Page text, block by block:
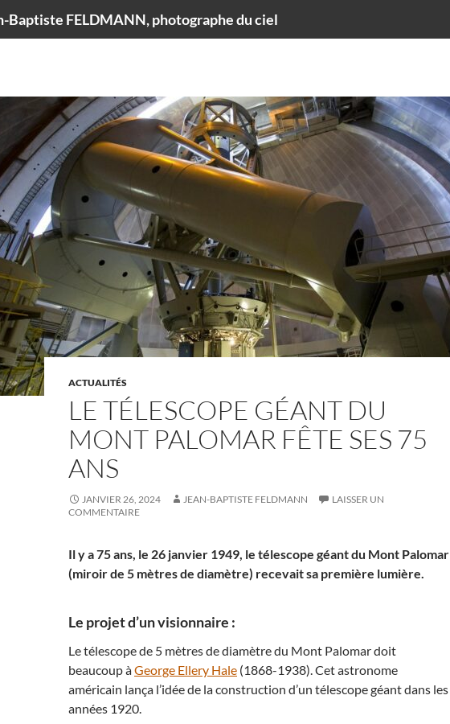
Baptiste FELDMANN, photographe du ciel
ACTUALITÉS
LE TÉLESCOPE GÉANT DU
MONT PALOMAR FÊTE SES 75
ANS
JANVIER 26, 2024 JEAN-BAPTISTE FELDMANN
LAISSER UN
COMMENTAIRE
Il y a 75 ans, le 26 janvier 1949, le télescope géant du Mont Palomar
(miroir de 5 mètres de diamètre) recevait sa première lumière.
Le projet d’un visionnaire :
Le télescope de 5 mètres de diamètre du Mont Palomar doit
beaucoup àGeorge Ellery Hale (1868-1938). Cet astronome
américain lança l’idée de la construction d’un télescope géant dans les
années 1920.